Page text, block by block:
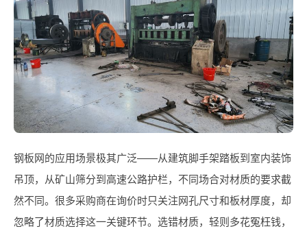
钢板网的应用场景极其广泛——从建筑脚手架踏板到室内装饰
吊顶，从矿山筛分到高速公路护栏，不同场合对材质的要求截
然不同。很多采购商在询价时只关注网孔尺寸和板材厚度，却
忽略了材质选择这一关键环节。选错材质，轻则多花冤枉钱，